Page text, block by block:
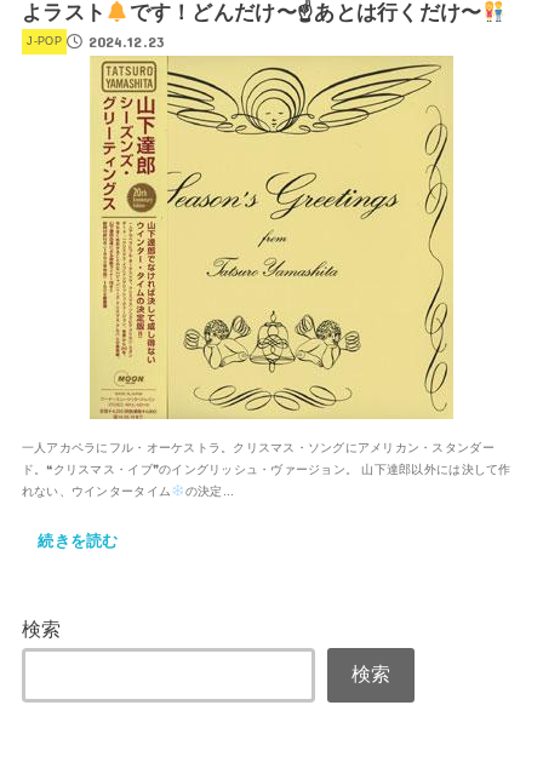
よラスト
です！どんだけ〜☝あとは行くだけ〜
J-POP 2024.12.23
一人アカペラにフル・オーケストラ。クリスマス・ソングにアメリカン・スタンダー
ド。❝クリスマス・イブ❞のイングリッシュ・ヴァージョン。 山下達郎以外には決して作
れない、ウインタータイム
の決定...
続きを読む
検索
検索